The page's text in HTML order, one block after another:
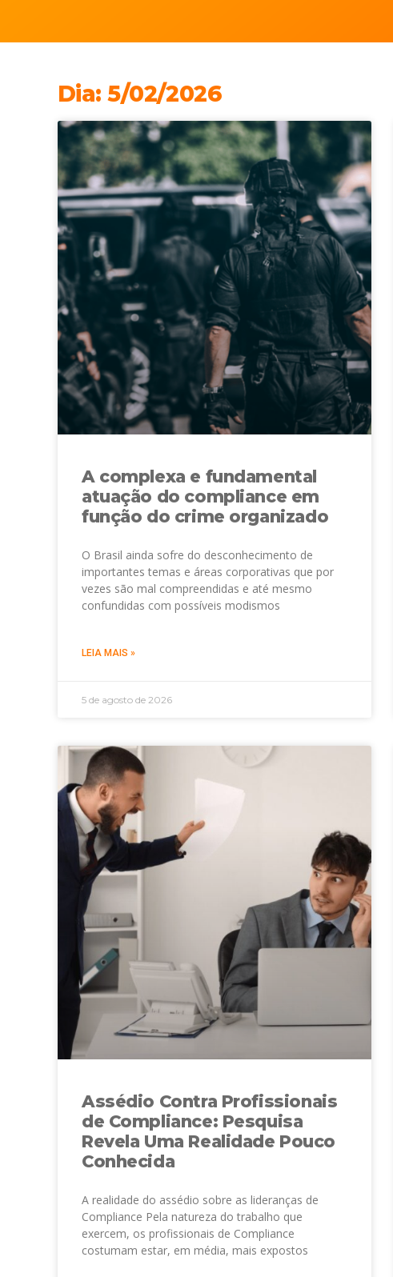
Dia: 5/02/2026
A complexa e fundamental
atuação do compliance em
função do crime organizado
O Brasil ainda sofre do desconhecimento de
importantes temas e áreas corporativas que por
vezes são mal compreendidas e até mesmo
confundidas com possíveis modismos
LEIA MAIS »
5 de agosto de 2026
Assédio Contra Profissionais
de Compliance: Pesquisa
Revela Uma Realidade Pouco
Conhecida
A realidade do assédio sobre as lideranças de
Compliance Pela natureza do trabalho que
exercem, os profissionais de Compliance
costumam estar, em média, mais expostos